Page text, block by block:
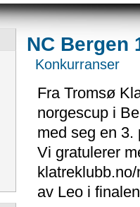
NC Bergen
Konkurranser
Fra Tromsø
norgescup i
med seg en 3.
Vi gratulerer
av Leo i